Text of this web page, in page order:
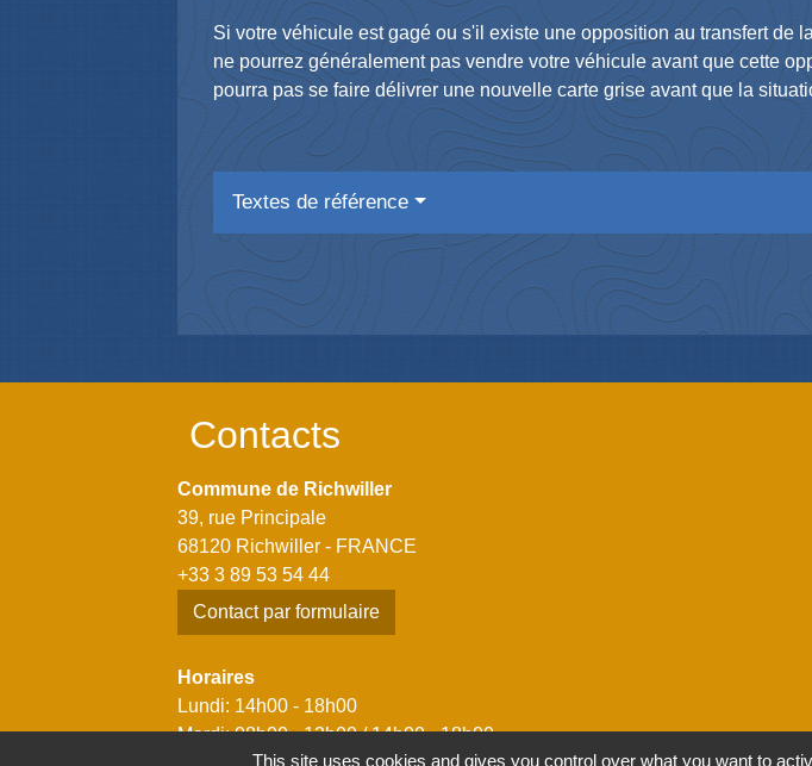
Si votre véhicule est gagé ou s'il existe une opposition au transfert de
ne pourrez généralement pas vendre votre véhicule avant que cette
pourra pas se faire délivrer une nouvelle carte grise avant que la
Textes de référence
Contacts
Commune de Richwiller
39, rue Principale
68120 Richwiller - FRANCE
+33 3 89 53 54 44
Contact par formulaire
Horaires
Lundi: 14h00 - 18h00
Mardi: 08h00 - 12h00 / 14h00 - 18h00
This site uses cookies and gives you control over what you want to